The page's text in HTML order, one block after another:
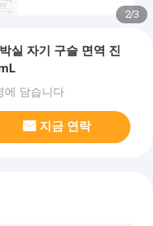
2/3
실 자기 구슬 면역 진
에 담습니다
지금 연락